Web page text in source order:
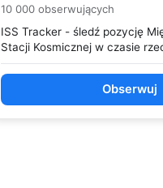
10 000 obserwujących
ISS Tracker - śledź pozycję
Stacji Kosmicznej w czasie
Obserwuj